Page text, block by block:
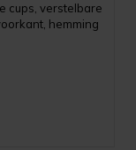
cups, verstelbare
hemming